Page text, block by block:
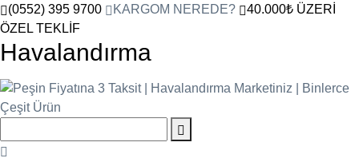
(0552) 395 9700 KARGOM NEREDE?
40.000₺ ÜZERİ
ÖZEL TEKLİF
Havalandırma